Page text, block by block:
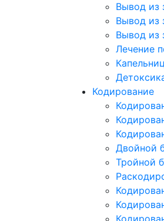
Вывод из
Вывод из
Вывод из
Лечение
Кодирование
Двойной
Тройной